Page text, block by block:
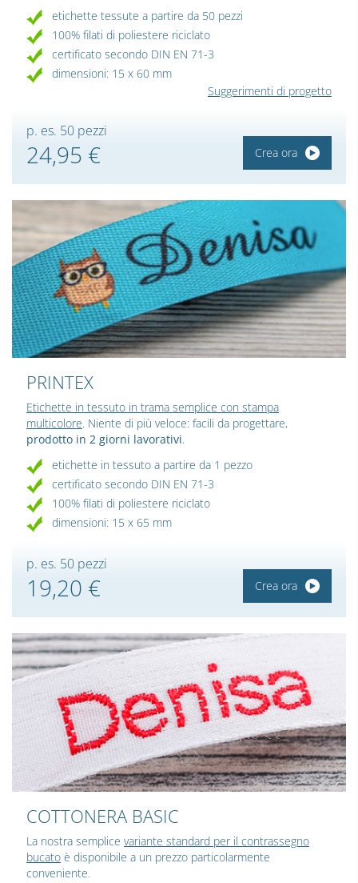
etichette tessute a partire da 50 pezzi
100% filati di poliestere riciclato
certificato secondo DIN EN 71-3
dimensioni: 15 x 60 mm
Suggerimenti di progetto
p. es. 50 pezzi
24,95 € Crea ora
PRINTEX
Etichette in tessuto in trama semplice con stampa
multicolore. Niente di più veloce: facili da progettare,
prodotto in 2 giorni lavorativi.
etichette in tessuto a partire da 1 pezzo
certificato secondo DIN EN 71-3
100% filati di poliestere riciclato
dimensioni: 15 x 65 mm
p. es. 50 pezzi
19,20 € Crea ora
COTTONERA BASIC
La nostra semplice variante standard per il contrassegno
bucato è disponibile a un prezzo particolarmente
conveniente.